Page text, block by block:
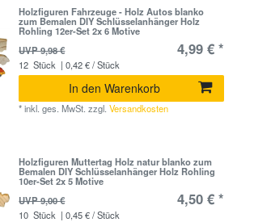
Holzfiguren Fahrzeuge - Holz Autos blanko
zum Bemalen DIY Schlüsselanhänger Holz
Rohling 12er-Set 2x 6 Motive
UVP 9,98 €
4,99 € *
12 Stück | 0,42 € / Stück
In den Warenkorb
*inkl. ges. MwSt. zzgl.Versandkosten
Holzfiguren Muttertag Holz natur blanko zum
Bemalen DIY Schlüsselanhänger Holz Rohling
10er-Set 2x 5 Motive
UVP 9,00 €
4,50 € *
10 Stück | 0,45 € / Stück